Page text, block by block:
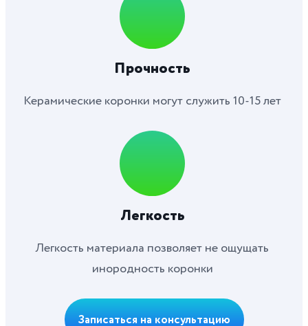
Прочность
Керамические коронки могут служить 10-15 лет
Легкость
Легкость материала позволяет не ощущать
инородность коронки
Записаться на консультацию